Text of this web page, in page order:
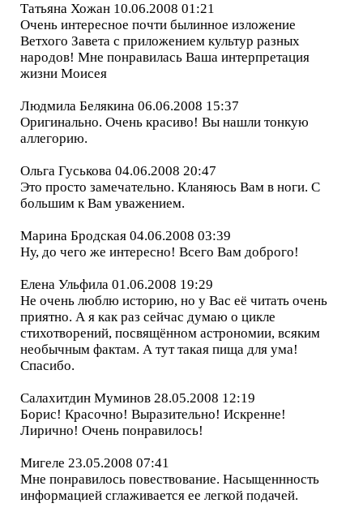
Татьяна Хожан 10.06.2008 01:21
Очень интересное почти былинное изложение
Ветхого Завета с приложением культур разных
народов! Мне понравилась Ваша интерпретация
жизни Моисея
Людмила Белякина 06.06.2008 15:37
Оригинально. Очень красиво! Вы нашли тонкую
аллегорию.
Ольга Гуськова 04.06.2008 20:47
Это просто замечательно. Кланяюсь Вам в ноги. С
большим к Вам уважением.
Марина Бродская 04.06.2008 03:39
Ну, до чего же интересно! Всего Вам доброго!
Елена Ульфила 01.06.2008 19:29
Не очень люблю историю, но у Вас её читать очень
приятно. А я как раз сейчас думаю о цикле
стихотворений, посвящённом астрономии, всяким
необычным фактам. А тут такая пища для ума!
Спасибо.
Салахитдин Муминов 28.05.2008 12:19
Борис! Красочно! Выразительно! Искренне!
Лирично! Очень понравилось!
Мигеле 23.05.2008 07:41
Мне понравилось повествование. Насыщеннность
информацией сглаживается ее легкой подачей.